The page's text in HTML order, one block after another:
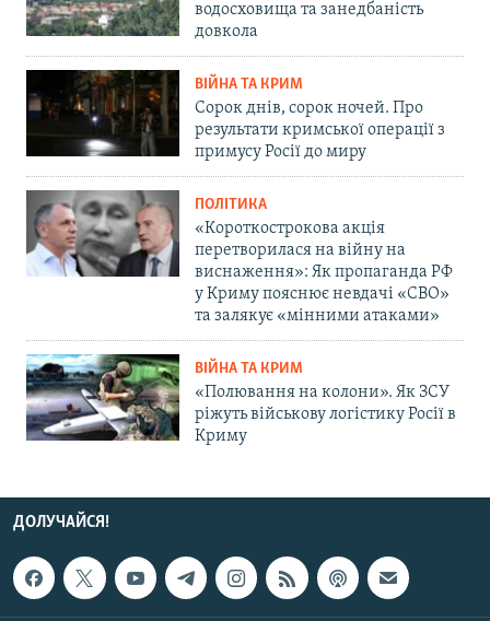
водосховища та занедбаність
довкола
ВІЙНА ТА КРИМ
Сорок днів, сорок ночей. Про
результати кримської операції з
примусу Росії до миру
ПОЛІТИКА
«Короткострокова акція
перетворилася на війну на
виснаження»: Як пропаганда РФ
у Криму пояснює невдачі «СВО»
та залякує «мінними атаками»
ВІЙНА ТА КРИМ
«Полювання на колони». Як ЗСУ
ріжуть військову логістику Росії в
Криму
ДОЛУЧАЙСЯ!